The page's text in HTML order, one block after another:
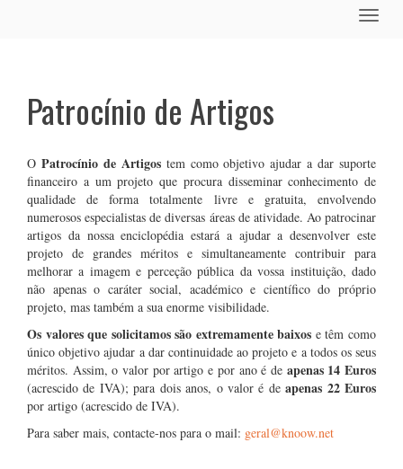
Toggle
Patrocínio de Artigos
O Patrocínio de Artigostem como objetivo ajudar a dar suporte
financeiro a um projeto que procura disseminar conhecimento de
qualidade de forma totalmente livre e gratuita, envolvendo
numerosos especialistas de diversas áreas de atividade. Ao patrocinar
artigos da nossa enciclopédia estará a ajudar a desenvolver este
projeto de grandes méritos e simultaneamente contribuir para
melhorar a imagem e perceção pública da vossa instituição, dado
não apenas o caráter social, académico e científico do próprio
projeto, mas também a sua enorme visibilidade.
Os valores que solicitamos são extremamente baixos e têm como
único objetivo ajudar a dar continuidade ao projeto e a todos os seus
méritos. Assim, o valor por artigo e por ano é de apenas 14 Euros
(acrescido de IVA); para dois anos, o valor é deapenas 22 Euros
por artigo (acrescido de IVA).
Para saber mais, contacte-nos para o mail: geral@knoow.net